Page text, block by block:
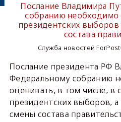
Послание Владимира
собранию необходимо
президентских
состава
Служба новостей ForPost
Послание президента РФ
Федеральному собранию
оценивать, в том числе, в
президентских выборов,
смены состава